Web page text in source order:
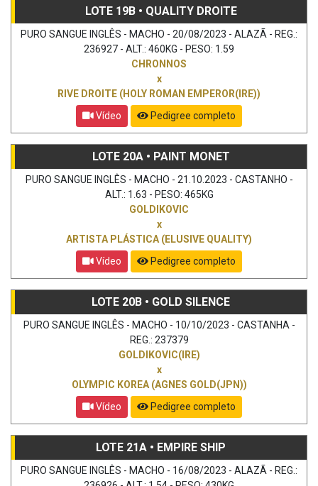
LOTE 19B • QUALITY DROITE
PURO SANGUE INGLÊS - MACHO - 20/08/2023 - ALAZÃ - REG.:
236927 - ALT.: 460KG - PESO: 1.59
CHRONNOS
x
RIVE DROITE (HOLY ROMAN EMPEROR(IRE))
Vídeo
Pedigree completo
LOTE 20A • PAINT MONET
PURO SANGUE INGLÊS - MACHO - 21.10.2023 - CASTANHO -
ALT.: 1.63 - PESO: 465KG
GOLDIKOVIC
x
ARTISTA PLÁSTICA (ELUSIVE QUALITY)
Vídeo
Pedigree completo
LOTE 20B • GOLD SILENCE
PURO SANGUE INGLÊS - MACHO - 10/10/2023 - CASTANHA -
REG.: 237379
GOLDIKOVIC(IRE)
x
OLYMPIC KOREA (AGNES GOLD(JPN))
Vídeo
Pedigree completo
LOTE 21A • EMPIRE SHIP
PURO SANGUE INGLÊS - MACHO - 16/08/2023 - ALAZÃ - REG.: